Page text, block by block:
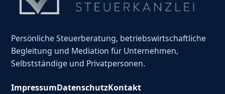
Persönliche Steuerberatung, betriebswirtschaftliche
Begleitung und Mediation für Unternehmen,
Selbstständige und Privatpersonen.
ImpressumDatenschutzKontakt